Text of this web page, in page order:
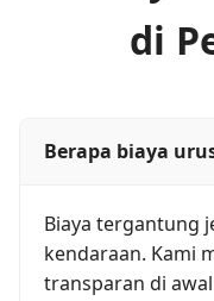
di
Berapa biaya
Biaya tergantung
kendaraan. Kami
transparan di